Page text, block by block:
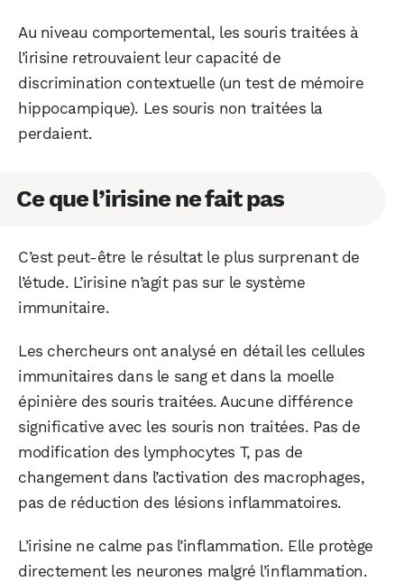
Au niveau comportemental, les souris traitées à
l’irisine retrouvaient leur capacité de
discrimination contextuelle (un test de mémoire
hippocampique). Les souris non traitées la
perdaient.
Ce que l’irisine ne fait pas
C’est peut-être le résultat le plus surprenant de
l’étude. L’irisine n’agit pas sur le système
immunitaire.
Les chercheurs ont analysé en détail les cellules
immunitaires dans le sang et dans la moelle
épinière des souris traitées. Aucune différence
significative avec les souris non traitées. Pas de
modification des lymphocytes T, pas de
changement dans l’activation des macrophages,
pas de réduction des lésions inflammatoires.
L’irisine ne calme pas l’inflammation. Elle protège
directement les neurones malgré l’inflammation.
WhatsApp Telegram